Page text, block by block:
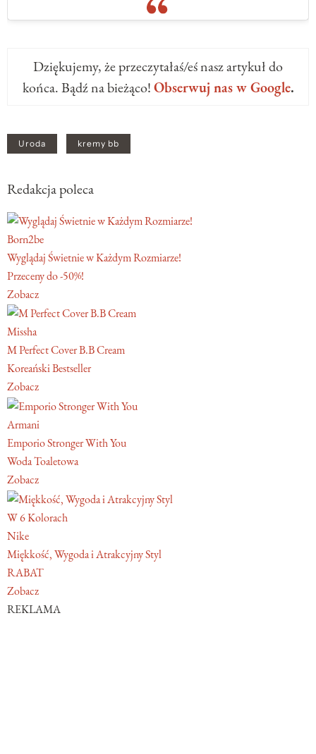
Dziękujemy, że przeczytałaś/eś nasz artykuł do
końca. Bądź na bieżąco!Obserwuj nas w Google.
Uroda kremy bb
Redakcja poleca
Born2be
Wyglądaj Świetnie w Każdym Rozmiarze!
Przeceny do -50%!
Zobacz
Missha
M Perfect Cover B.B Cream
Koreański Bestseller
Zobacz
Armani
Emporio Stronger With You
Woda Toaletowa
Zobacz
W 6 Kolorach
Nike
Miękkość, Wygoda i Atrakcyjny Styl
RABAT
Zobacz
REKLAMA